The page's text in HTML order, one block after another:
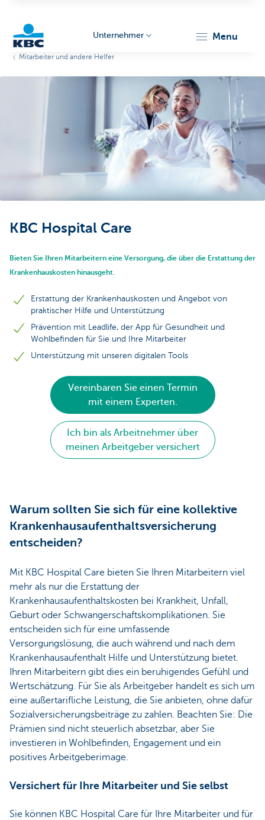
Unternehmer menu
Mitarbeiter und andere Helfer
KBC Hospital Care
Bieten Sie Ihren Mitarbeitern eine Versorgung, die über die Erstattung der
Krankenhauskosten hinausgeht.
Erstattung der Krankenhauskosten und Angebot von
praktischer Hilfe und Unterstützung
Prävention mit Leadlife, der App für Gesundheit und
Wohlbefinden für Sie und Ihre Mitarbeiter
Unterstützung mit unseren digitalen Tools
Vereinbaren Sie einen Termin
mit einem Experten.
Ich bin als Arbeitnehmer über
meinen Arbeitgeber versichert
Warum sollten Sie sich für eine kollektive
Krankenhausaufenthaltsversicherung
entscheiden?
Mit KBC Hospital Care bieten Sie Ihren Mitarbeitern viel
mehr als nur die Erstattung der
Krankenhausaufenthaltskosten bei Krankheit, Unfall,
Geburt oder Schwangerschaftskomplikationen. Sie
entscheiden sich für eine umfassende
Versorgungslösung, die auch während und nach dem
Krankenhausaufenthalt Hilfe und Unterstützung bietet.
Ihren Mitarbeitern gibt dies ein beruhigendes Gefühl und
Wertschätzung. Für Sie als Arbeitgeber handelt es sich um
eine außertarifliche Leistung, die Sie anbieten, ohne dafür
Sozialversicherungsbeiträge zu zahlen. Beachten Sie: Die
Prämien sind nicht steuerlich absetzbar, aber Sie
investieren in Wohlbefinden, Engagement und ein
positives Arbeitgeberimage.
Versichert für Ihre Mitarbeiter und Sie selbst
Sie können KBC Hospital Care für Ihre Mitarbeiter und für